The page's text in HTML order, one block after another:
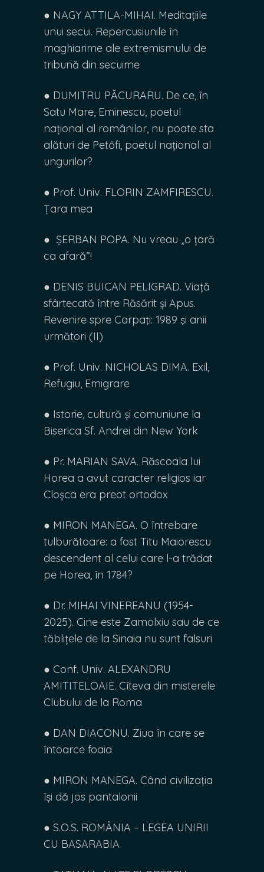
● NAGY ATTILA-MIHAI. Meditațiile
unui secui. Repercusiunile în
maghiarime ale extremismului de
tribună din secuime
● DUMITRU PĂCURARU. De ce, în
Satu Mare, Eminescu, poetul
național al românilor, nu poate sta
alături de Petőfi, poetul național al
ungurilor?
● Prof. Univ. FLORIN ZAMFIRESCU.
Țara mea
● ȘERBAN POPA. Nu vreau „o țară
ca afară”!
● DENIS BUICAN PELIGRAD. Viață
sfârtecată între Răsărit și Apus.
Revenire spre Carpaţi: 1989 şi anii
următori (II)
● Prof. Univ. NICHOLAS DIMA. Exil,
Refugiu, Emigrare
● Istorie, cultură și comuniune la
Biserica Sf. Andrei din New York
● Pr. MARIAN SAVA. Răscoala lui
Horea a avut caracter religios iar
Cloșca era preot ortodox
● MIRON MANEGA. O întrebare
tulburătoare: a fost Titu Maiorescu
descendent al celui care l-a trădat
pe Horea, în 1784?
● Dr. MIHAI VINEREANU (1954-
2025). Cine este Zamolxiu sau de ce
tăblițele de la Sinaia nu sunt falsuri
● Conf. Univ. ALEXANDRU
AMITITELOAIE. Cîteva din misterele
Clubului de la Roma
● DAN DIACONU. Ziua în care se
întoarce foaia
● MIRON MANEGA. Când civilizația
își dă jos pantalonii
● S.O.S. ROMÂNIA – LEGEA UNIRII
CU BASARABIA